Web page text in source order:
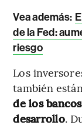
Vea además:
de la Fed:
riesgo
Los
también
de los
desarrollo.